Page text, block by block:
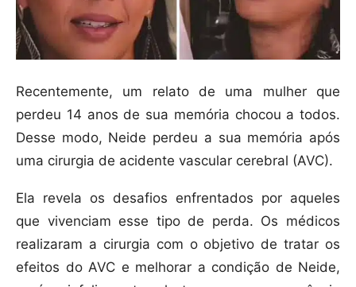
Recentemente, um relato de uma mulher que
perdeu 14 anos de sua memória chocou a todos.
Desse modo, Neide perdeu a sua memória após
uma cirurgia de acidente vascular cerebral (AVC).
Ela revela os desafios enfrentados por aqueles
que vivenciam esse tipo de perda. Os médicos
realizaram a cirurgia com o objetivo de tratar os
efeitos do AVC e melhorar a condição de Neide,